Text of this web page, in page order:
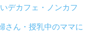
デカフェ・ノンカフ
さん・授乳中のママに